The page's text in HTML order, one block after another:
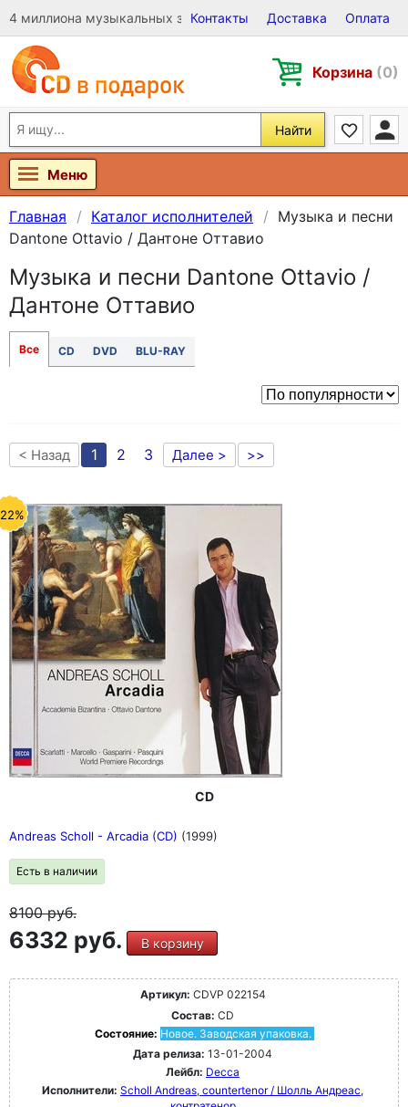
4 миллиона музыкальных записей на Виниле, CD и DVD
Контакты Доставка Оплата
Корзина (0)
Найти
Меню
Главная Каталог исполнителей
Музыка и песни
Dantone Ottavio / Дантоне Оттавио
Музыка и песни Dantone Ottavio /
Дантоне Оттавио
Все CD DVD BLU-RAY
< Назад 1 2 3 Далее > >>
CD
Andreas Scholl - Arcadia (CD) (1999)
Есть в наличии
8100руб.
6332 руб. В корзину
Артикул: CDVP 022154
Состав: CD
Состояние: Новое. Заводская упаковка.
Дата релиза: 13-01-2004
Лейбл: Decca
Исполнители: Scholl Andreas, countertenor / Шолль Андреас,